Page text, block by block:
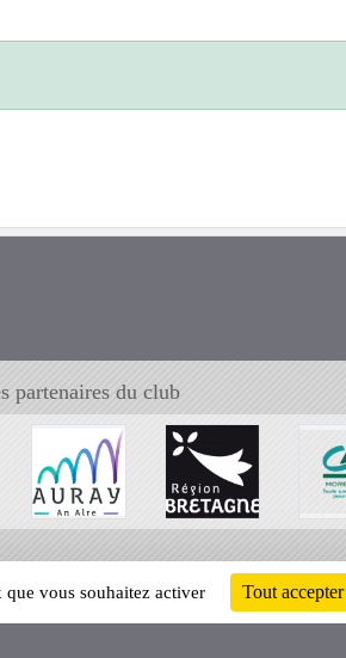
partenaires du club
vous souhaitez activer Tout accepter